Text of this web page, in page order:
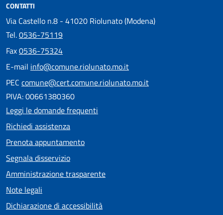
CONTATTI
Via Castello n.8 - 41020 Riolunato (Modena)
Tel.0536-75119
Fax0536-75324
E-mail info@comune.riolunato.mo.it
PEC comune@cert.comune.riolunato.mo.it
PIVA: 00661380360
Leggi le domande frequenti
Richiedi assistenza
Prenota appuntamento
Segnala disservizio
Amministrazione trasparente
Note legali
Dichiarazione di accessibilità